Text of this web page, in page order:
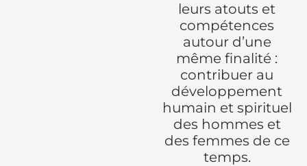
leurs atouts et
compétences
autour d’une
même finalité :
contribuer au
développement
humain et spirituel
des hommes et
des femmes de ce
temps.